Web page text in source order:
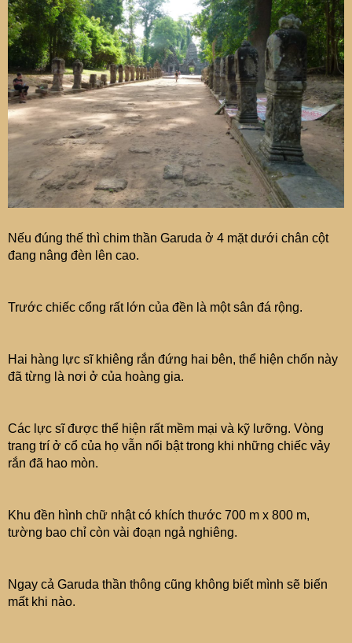
Nếu đúng thế thì chim thần Garuda ở 4 mặt dưới chân cột
đang nâng đèn lên cao.
Trước chiếc cổng rất lớn của đền là một sân đá rộng.
Hai hàng lực sĩ khiêng rắn đứng hai bên, thể hiện chốn này
đã từng là nơi ở của hoàng gia.
Các lực sĩ được thể hiện rất mềm mại và kỹ lưỡng. Vòng
trang trí ở cổ của họ vẫn nổi bật trong khi những chiếc vảy
rắn đã hao mòn.
Khu đền hình chữ nhật có khích thước 700 m x 800 m,
tường bao chỉ còn vài đoạn ngả nghiêng.
Ngay cả Garuda thần thông cũng không biết mình sẽ biến
mất khi nào.